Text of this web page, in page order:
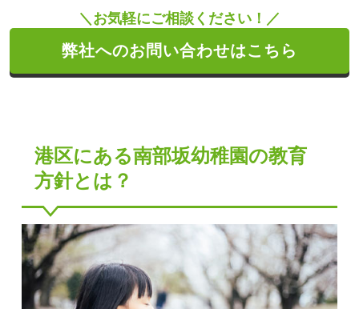
＼お気軽にご相談ください！／
弊社へのお問い合わせはこちら
港区にある南部坂幼稚園の教育
方針とは？